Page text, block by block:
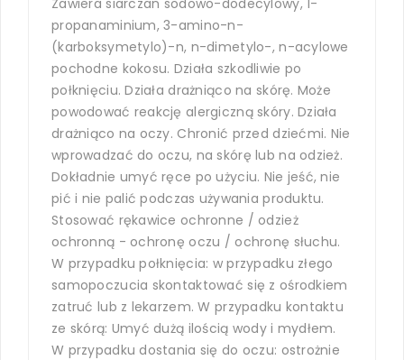
propanaminium, 3-amino-n-
(karboksymetylo)-n, n-dimetylo-, n-acylowe
pochodne kokosu. Działa szkodliwie po
połknięciu. Działa drażniąco na skórę. Może
powodować reakcję alergiczną skóry. Działa
drażniąco na oczy. Chronić przed dziećmi. Nie
wprowadzać do oczu, na skórę lub na odzież.
Dokładnie umyć ręce po użyciu. Nie jeść, nie
pić i nie palić podczas używania produktu.
Stosować rękawice ochronne / odzież
ochronną - ochronę oczu / ochronę słuchu.
W przypadku połknięcia: w przypadku złego
samopoczucia skontaktować się z ośrodkiem
zatruć lub z lekarzem. W przypadku kontaktu
ze skórą: Umyć dużą ilością wody i mydłem.
W przypadku dostania się do oczu: ostrożnie